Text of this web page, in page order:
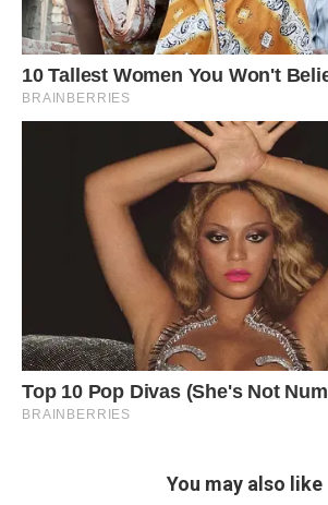
You may also like